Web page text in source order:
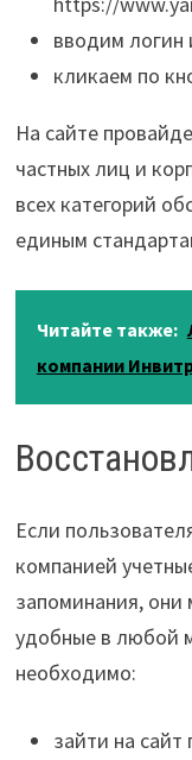
вводим логин
кликаем по
На сайте
частных лиц и
всех категорий
единым
Читайте также:
компании
Если
компанией
запоминания, они
удобные в любой
необходимо:
зайти на сайт